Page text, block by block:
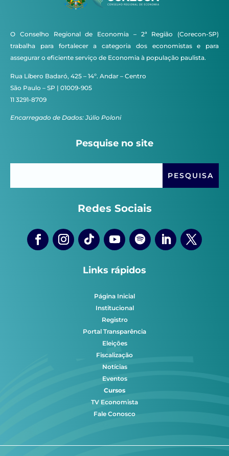
O Conselho Regional de Economia – 2ª Região (Corecon-SP)
trabalha para fortalecer a categoria dos economistas e para
assegurar o eficiente serviço de Economia à população paulista.
Rua Líbero Badaró, 425 – 14º. Andar – Centro
São Paulo – SP | 01009-905
11 3291-8709
Encarregado de Dados: Júlio Poloni
Pesquise no site
Redes Sociais
Links rápidos
Página Inicial
Institucional
Registro
Portal Transparência
Eleições
Fiscalização
Notícias
Eventos
Cursos
TV Economista
Fale Conosco